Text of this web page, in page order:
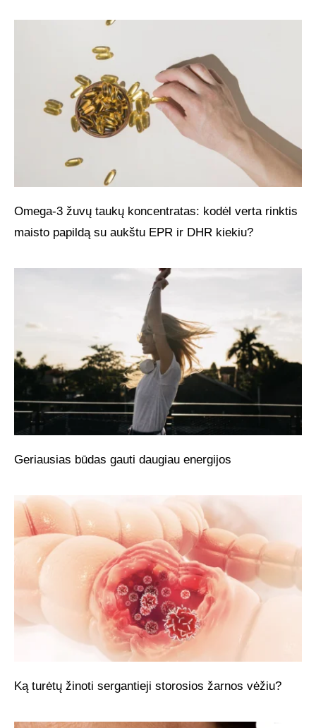
Omega-3 žuvų taukų koncentratas: kodėl verta rinktis
maisto papildą su aukštu EPR ir DHR kiekiu?
Geriausias būdas gauti daugiau energijos
Ką turėtų žinoti sergantieji storosios žarnos vėžiu?